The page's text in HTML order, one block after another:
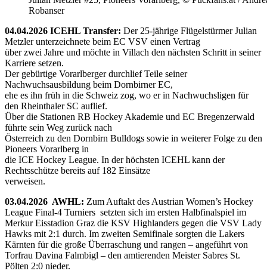
Robanser
04.04.2026 ICEHL Transfer: Der 25-jährige Flügelstürmer Julian
Metzler unterzeichnete beim EC VSV einen Vertrag
über zwei Jahre und möchte in Villach den nächsten Schritt in seiner
Karriere setzen.
Der gebürtige Vorarlberger durchlief Teile seiner
Nachwuchsausbildung beim Dornbirner EC,
ehe es ihn früh in die Schweiz zog, wo er in Nachwuchsligen für
den Rheinthaler SC auflief.
Über die Stationen RB Hockey Akademie und EC Bregenzerwald
führte sein Weg zurück nach
Österreich zu den Dornbirn Bulldogs sowie in weiterer Folge zu den
Pioneers Vorarlberg in
die ICE Hockey League. In der höchsten ICEHL kann der
Rechtsschütze bereits auf 182 Einsätze
verweisen.
03.04.2026 AWHL: Zum Auftakt des Austrian Women’s Hockey
League Final-4 Turniers setzten sich im ersten Halbfinalspiel im
Merkur Eisstadion Graz die KSV Highlanders gegen die VSV Lady
Hawks mit 2:1 durch. Im zweiten Semifinale sorgten die Lakers
Kärnten für die große Überraschung und rangen – angeführt von
Torfrau Davina Falmbigl – den amtierenden Meister Sabres St.
Pölten 2:0 nieder.